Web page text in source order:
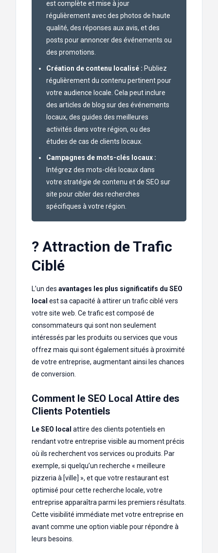
est complète et mise à jour
régulièrement avec des photos de haute
qualité, des réponses aux avis, et des
posts pour annoncer des événements ou
des promotions.
Création de contenu localisé : Publiez
régulièrement du contenu pertinent pour
votre audience locale. Cela peut inclure
des articles de blog sur des événements
locaux, des guides des meilleures
activités dans votre région, ou des
études de cas de clients locaux.
Campagnes de mots-clés locaux :
Intégrez des mots-clés locaux dans
votre stratégie de contenu et de SEO sur
site pour cibler des recherches
spécifiques à votre région.
? Attraction de Trafic
Ciblé
L’un des avantages les plus significatifs du SEO
local est sa capacité à attirer un trafic ciblé vers
votre site web. Ce trafic est composé de
consommateurs qui sont non seulement
intéressés par les produits ou services que vous
offrez mais qui sont également situés à proximité
de votre entreprise, augmentant ainsi les chances
de conversion.
Comment le SEO Local Attire des
Clients Potentiels
Le SEO local attire des clients potentiels en
rendant votre entreprise visible au moment précis
où ils recherchent vos services ou produits. Par
exemple, si quelqu’un recherche « meilleure
pizzeria à [ville] », et que votre restaurant est
optimisé pour cette recherche locale, votre
entreprise apparaîtra parmi les premiers résultats.
Cette visibilité immédiate met votre entreprise en
avant comme une option viable pour répondre à
leurs besoins.